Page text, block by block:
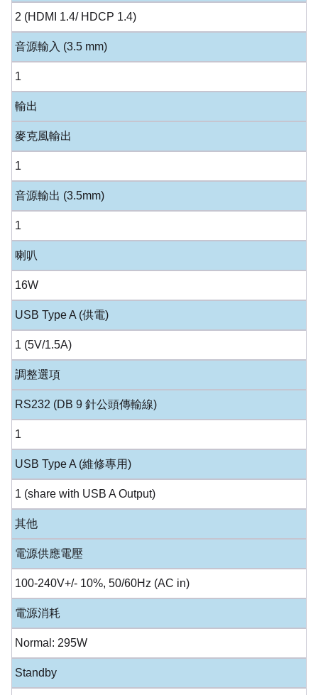
2 (HDMI 1.4/ HDCP 1.4)
音源輸入 (3.5 mm)
1
輸出
麥克風輸出
1
音源輸出 (3.5mm)
1
喇叭
16W
USB Type A (供電)
1 (5V/1.5A)
調整選項
RS232 (DB 9 針公頭傳輸線)
1
USB Type A (維修專用)
1 (share with USB A Output)
其他
電源供應電壓
100-240V+/- 10%, 50/60Hz (AC in)
電源消耗
Normal: 295W
Standby